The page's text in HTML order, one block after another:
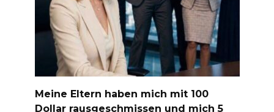
Meine Eltern haben mich mit 100
Dollar rausgeschmissen und mich 5